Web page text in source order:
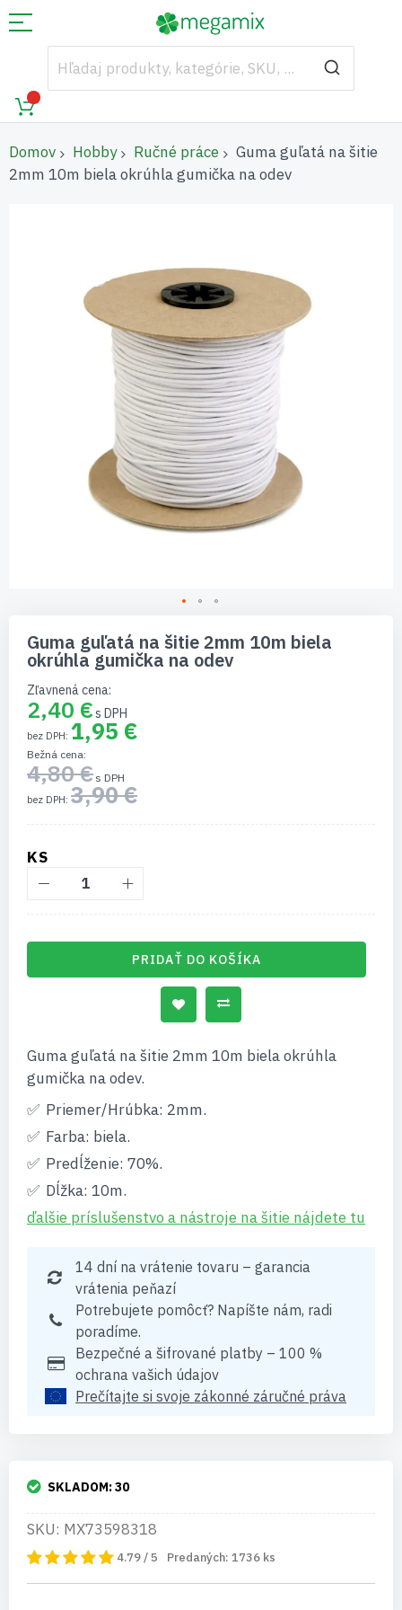
Domov Hobby Ručné práce
Guma guľatá na šitie
2mm 10m biela okrúhla gumička na odev
začiatok
galérie
obrázkov
Guma guľatá na šitie 2mm 10m biela
okrúhla gumička na odev
Zľavnená cena
2,40 €
1,95 €
Bežná cena
4,80 €
3,90 €
KS
PRIDAŤ DO KOŠÍKA
Guma guľatá na šitie 2mm 10m biela okrúhla
gumička na odev.
Priemer/Hrúbka: 2mm.
Farba: biela.
Predĺženie: 70%.
Dĺžka: 10m.
ďalšie príslušenstvo a nástroje na šitie nájdete tu
14 dní na vrátenie tovaru – garancia
vrátenia peňazí
Potrebujete pomôcť? Napíšte nám, radi
poradíme.
Bezpečné a šifrované platby – 100 %
ochrana vašich údajov
Prečítajte si svoje zákonné záručné práva
SKLADOM:30
SKU: MX73598318
4.79 / 5 Predaných: 1736 ks